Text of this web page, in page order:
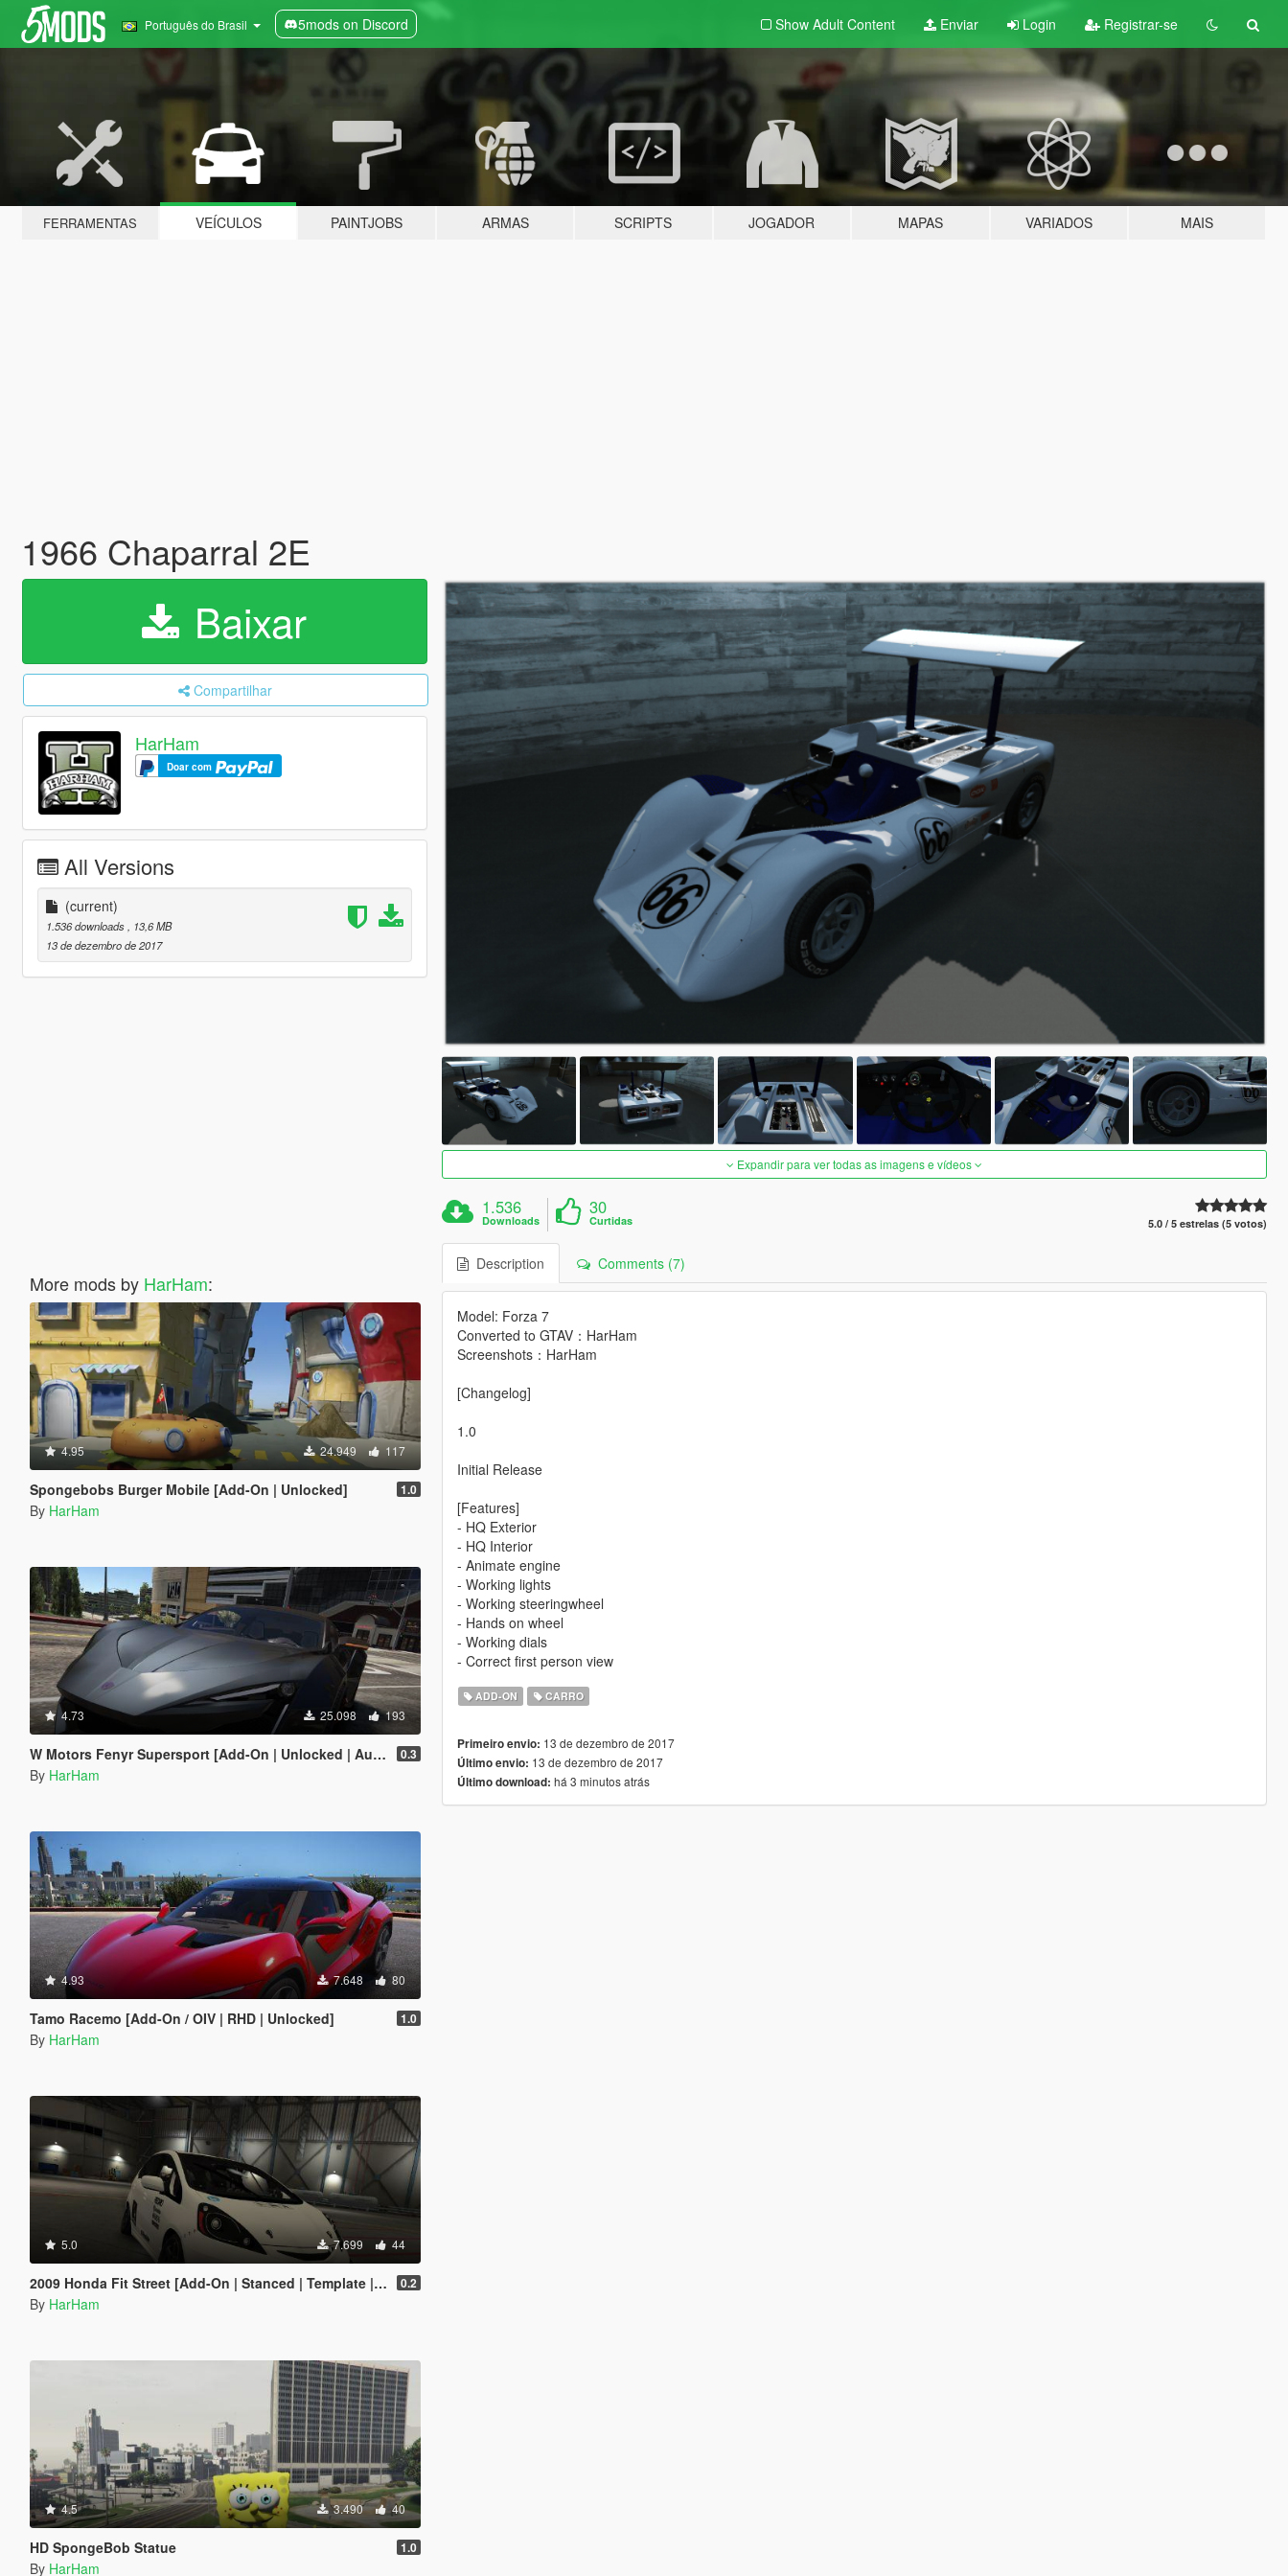
Português do Brasil 5mods on Discord Show Adult Content Enviar Login Registrar-se
FERRAMENTAS VEÍCULOS PAINTJOBS ARMAS SCRIPTS JOGADOR MAPAS VARIADOS MAIS
1966 Chaparral 2E
Baixar
Compartilhar
HarHam
Doar com
All Versions
(current)
1.536 downloads
, 13,6 MB
13 de dezembro de 2017
More mods by HarHam:
4.95 24.949 117
Spongebobs Burger Mobile [Add-On | Unlocked] 1.0
By HarHam
4.73 25.098 193
W Motors Fenyr Supersport [Add-On | Unlocked | Automatic Spoiler] 0.3
By HarHam
4.93 7.648 80
Tamo Racemo [Add-On / OIV | RHD | Unlocked] 1.0
By HarHam
5.0 7.699 44
2009 Honda Fit Street [Add-On | Stanced | Template | Unlocked] 0.2
By HarHam
4.5 3.490 40
HD SpongeBob Statue 1.0
By HarHam
Expandir para ver todas as imagens e vídeos
1.536
Downloads
30
Curtidas 5.0 / 5 estrelas (5 votos)
Description Comments (7)
Model: Forza 7
Converted to GTAV：HarHam
Screenshots：HarHam
[Changelog]
1.0
Initial Release
[Features]
- HQ Exterior
- HQ Interior
- Animate engine
- Working lights
- Working steeringwheel
- Hands on wheel
- Working dials
- Correct first person view
ADD-ON CARRO
Primeiro envio: 13 de dezembro de 2017
Último envio: 13 de dezembro de 2017
Último download: há 3 minutos atrás